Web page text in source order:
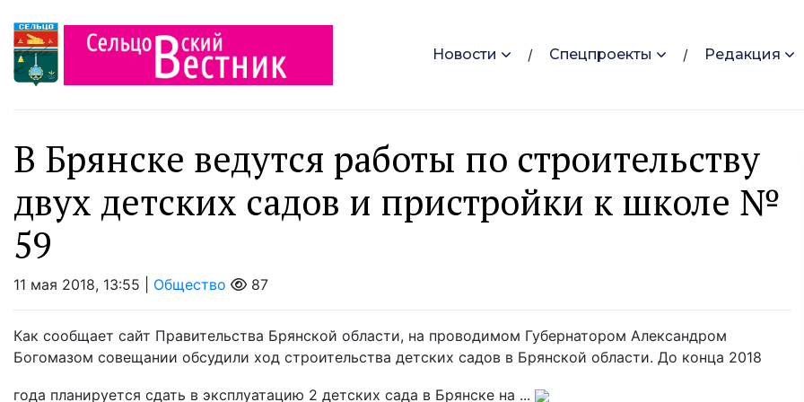
Новости Спецпроекты Редакция
В Брянске ведутся работы по строительству
двух детских садов и пристройки к школе №
59
11 мая 2018, 13:55 | Общество 87
Как сообщает сайт Правительства Брянской области, на проводимом Губернатором Александром
Богомазом совещании обсудили ход строительства детских садов в Брянской области. До конца 2018
года планируется сдать в эксплуатацию 2 детских сада в Брянске на ...